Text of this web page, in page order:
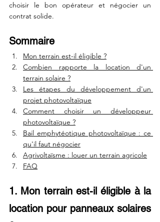
choisir le bon opérateur et négocier un
contrat solide.
Sommaire
Mon terrain est-il éligible ?
Combien rapporte la location d'un
terrain solaire ?
Les étapes du développement d'un
projet photovoltaïque
Comment choisir un développeur
photovoltaïque ?
Bail emphytéotique photovoltaïque : ce
qu'il faut négocier
Agrivoltaïsme : louer un terrain agricole
FAQ
1. Mon terrain est-il éligible à la
location pour panneaux solaires